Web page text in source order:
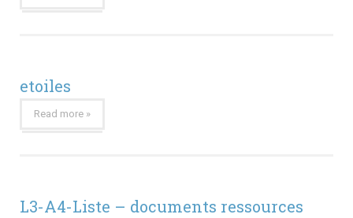
etoiles
Read more »
L3-A4-Liste – documents ressources